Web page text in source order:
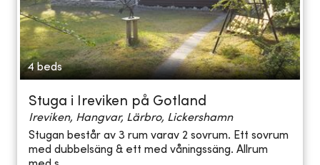
4 beds
Stuga i Ireviken på Gotland
Ireviken, Hangvar, Lärbro, Lickershamn
Stugan består av 3 rum varav 2 sovrum. Ett sovrum
med dubbelsäng & ett med våningssäng. Allrum